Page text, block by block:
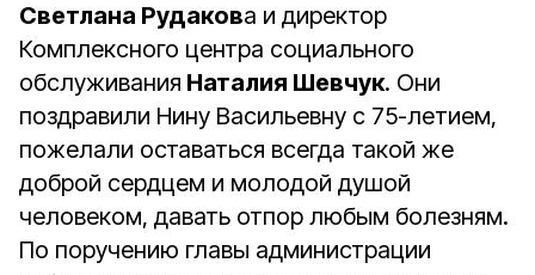
Светлана Рудакова и директор
Комплексного центра социального
обслуживания Наталия Шевчук. Они
поздравили Нину Васильевну с 75-летием,
пожелали оставаться всегда такой же
доброй сердцем и молодой душой
человеком, давать отпор любым болезням.
По поручению главы администрации